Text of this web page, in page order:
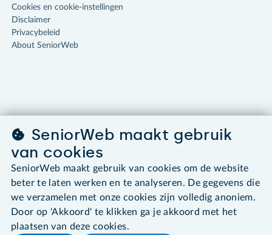
Cookies en cookie-instellingen
Disclaimer
Privacybeleid
About SeniorWeb
SeniorWeb maakt gebruik
van cookies
SeniorWeb maakt gebruik van cookies om de website
beter te laten werken en te analyseren. De gegevens die
we verzamelen met onze cookies zijn volledig anoniem.
Door op 'Akkoord' te klikken ga je akkoord met het
plaatsen van deze cookies.